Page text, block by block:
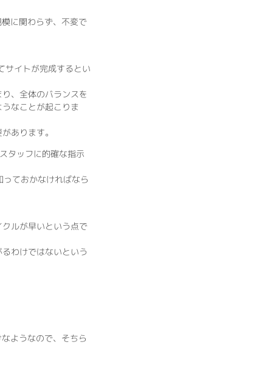
に関わらず、不変で
イトが完成するとい
、全体のバランスを
なことが起こりま
あります。
タッフに的確な指示
ておかなければなら
ルが早いという点で
わけではないという
ようなので、そちら